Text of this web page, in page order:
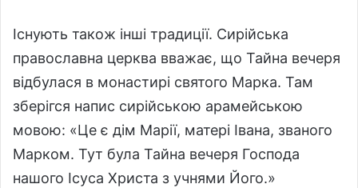
Існують також інші традиції. Сирійська
православна церква вважає, що Тайна вечеря
відбулася в монастирі святого Марка. Там
зберігся напис сирійською арамейською
мовою: «Це є дім Марії, матері Івана, званого
Марком. Тут була Тайна вечеря Господа
нашого Ісуса Христа з учнями Його.»